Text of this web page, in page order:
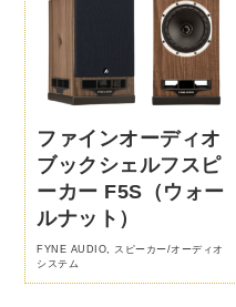
ファインオーディオ
ブックシェルフスピ
ーカー F5S（ウォー
ルナット）
FYNE AUDIO, スピーカー/オーディオ
システム